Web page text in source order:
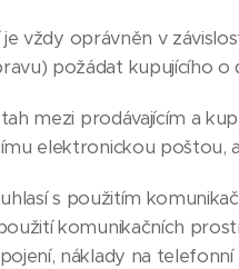
je vždy oprávněn v
požádat kupujícího
mezi prodávajícím a
elektronickou poštou,
s použitím
komunikačních
náklady na